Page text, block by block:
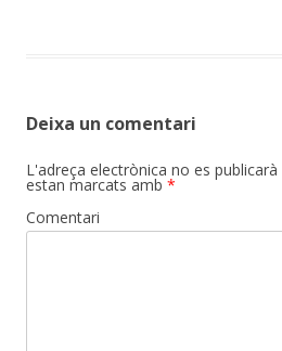
Deixa un comentari
L'adreça electrònica no es publicarà
estan marcats amb *
Comentari